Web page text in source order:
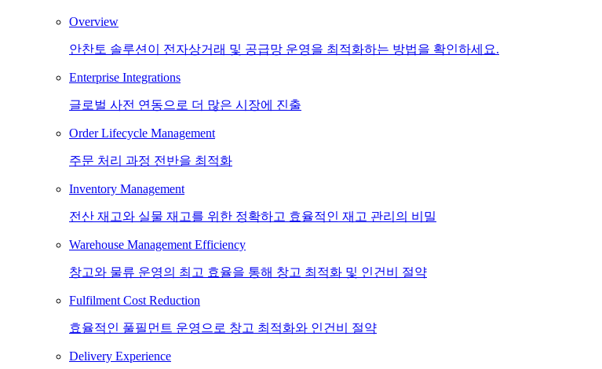
Overview
안찬토 솔루션이 전자상거래 및 공급망 운영을 최적화하는 방법을 확인하세요.
Enterprise Integrations
글로벌 사전 연동으로 더 많은 시장에 진출
Order Lifecycle Management
주문 처리 과정 전반을 최적화
Inventory Management
전산 재고와 실물 재고를 위한 정확하고 효율적인 재고 관리의 비밀
Warehouse Management Efficiency
창고와 물류 운영의 최고 효율을 통해 창고 최적화 및 인건비 절약
Fulfilment Cost Reduction
효율적인 풀필먼트 운영으로 창고 최적화와 인건비 절약
Delivery Experience